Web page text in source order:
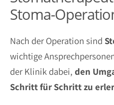
Stoma-
Nach der Operation sind
wichtige
der Klinik dabei, den
Schritt für Schritt zu